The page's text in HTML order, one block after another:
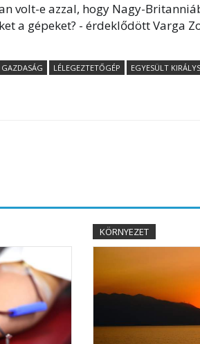
volt-e azzal, hogy Nagy-
a gépeket? - érdeklődött Varga
GAZDASÁG LÉLEGEZTETŐGÉP EGYESÜLT
KÖRNYEZET